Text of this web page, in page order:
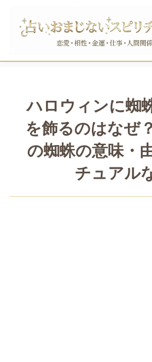
ハロウィンに蜘
を飾るのはなぜ
の蜘蛛の意味・
チュアル